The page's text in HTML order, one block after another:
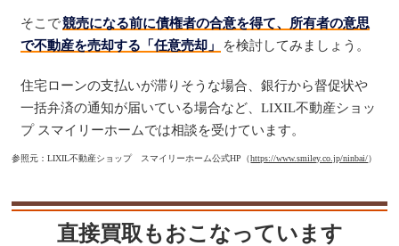
そこで競売になる前に債権者の合意を得て、所有者の意思
で不動産を売却する「任意売却」
を検討してみましょう。
住宅ローンの支払いが滞りそうな場合、銀行から督促状や
一括弁済の通知が届いている場合など、LIXIL不動産ショッ
プ スマイリーホームでは相談を受けています。
参照元：LIXIL不動産ショップ スマイリーホーム公式HP（https://www.smiley.co.jp/ninbai/）
直接買取もおこなっています